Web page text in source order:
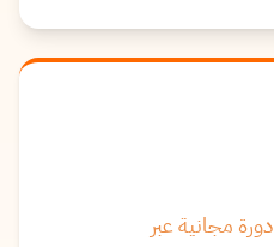
دورة مجانية عبر